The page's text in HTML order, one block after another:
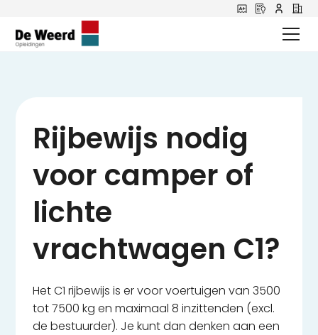
Rijbewijs nodig
voor camper of
lichte
vrachtwagen C1?
Het C1 rijbewijs is er voor voertuigen van 3500
tot 7500 kg en maximaal 8 inzittenden (excl.
de bestuurder). Je kunt dan denken aan een